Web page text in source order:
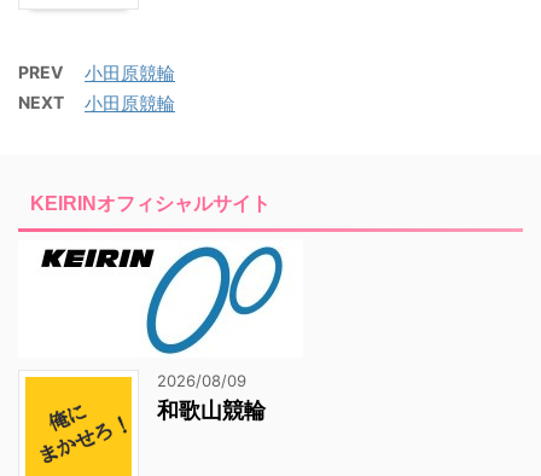
PREV 小田原競輪
NEXT 小田原競輪
KEIRINオフィシャルサイト
2026/08/09
和歌山競輪